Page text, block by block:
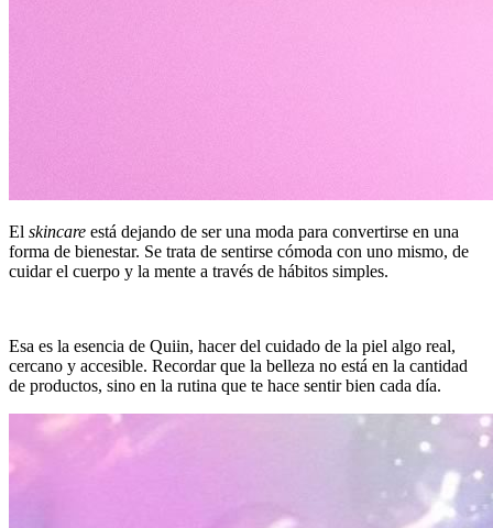
El skincare está dejando de ser una moda para convertirse en una
forma de bienestar. Se trata de sentirse cómoda con uno mismo, de
cuidar el cuerpo y la mente a través de hábitos simples.
Esa es la esencia de Quiin, hacer del cuidado de la piel algo real,
cercano y accesible. Recordar que la belleza no está en la cantidad
de productos, sino en la rutina que te hace sentir bien cada día.